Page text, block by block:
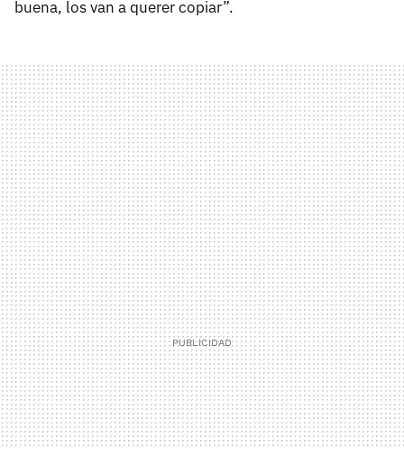
buena, los van a querer copiar”.